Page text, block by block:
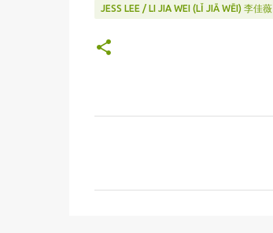
JESS LEE / LI JIA WEI (LǏ JIĀ WĒI) 李佳薇